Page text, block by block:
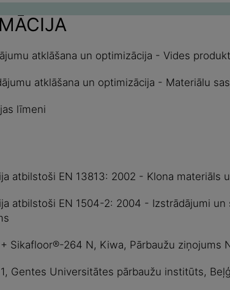
atklāšana un optimizācija - Vides
atklāšana un optimizācija - Materiālu
līmeni
atbilstoši EN 13813: 2002 - Klona materiāls
atbilstoši EN 1504-2: 2004 - Izstrādājumi
Sikafloor®-264 N, Kiwa, Pārbaužu ziņojums
Gentes Universitātes pārbaužu institūts,